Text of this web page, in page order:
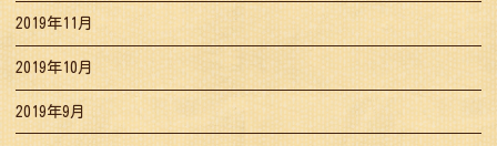
2019年11月
2019年10月
2019年9月